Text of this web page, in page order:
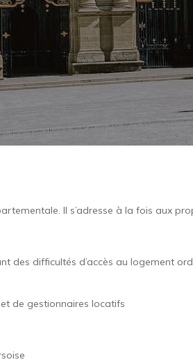
Il s’adresse à la fois aux
des difficultés d’accès au logement
de gestionnaires locatifs